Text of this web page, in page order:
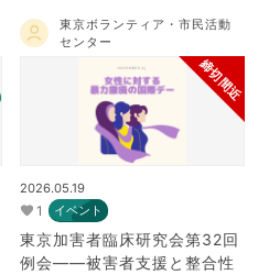
東京ボランティア・市民活動
センター
締切間近
2026.05.19
1 イベント
東京加害者臨床研究会第32回
例会――被害者支援と整合性